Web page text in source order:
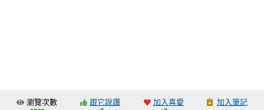
交流中心
瀏覽次數 跟它說讚 加入喜愛 加入筆記